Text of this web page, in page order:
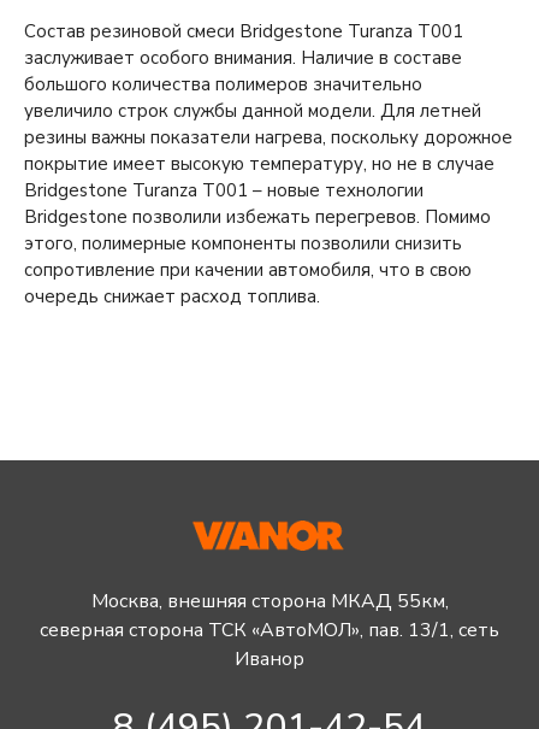
Состав резиновой смеси Bridgestone Turanza T001
заслуживает особого внимания. Наличие в составе
большого количества полимеров значительно
увеличило строк службы данной модели. Для летней
резины важны показатели нагрева, поскольку дорожное
покрытие имеет высокую температуру, но не в случае
Bridgestone Turanza T001 – новые технологии
Bridgestone позволили избежать перегревов. Помимо
этого, полимерные компоненты позволили снизить
сопротивление при качении автомобиля, что в свою
очередь снижает расход топлива.
Москва, внешняя сторона МКАД 55км,
северная сторона ТСК «АвтоМОЛ», пав. 13/1, сеть
Иванор